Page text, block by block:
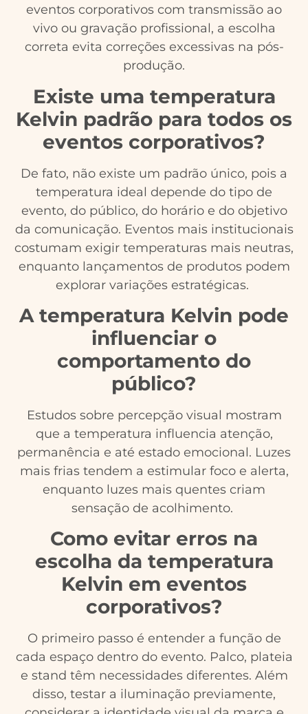
eventos corporativos com transmissão ao
vivo ou gravação profissional, a escolha
correta evita correções excessivas na pós-
produção.
Existe uma temperatura
Kelvin padrão para todos os
eventos corporativos?
De fato, não existe um padrão único, pois a
temperatura ideal depende do tipo de
evento, do público, do horário e do objetivo
da comunicação. Eventos mais institucionais
costumam exigir temperaturas mais neutras,
enquanto lançamentos de produtos podem
explorar variações estratégicas.
A temperatura Kelvin pode
influenciar o
comportamento do
público?
Estudos sobre percepção visual mostram
que a temperatura influencia atenção,
permanência e até estado emocional. Luzes
mais frias tendem a estimular foco e alerta,
enquanto luzes mais quentes criam
sensação de acolhimento.
Como evitar erros na
escolha da temperatura
Kelvin em eventos
corporativos?
O primeiro passo é entender a função de
cada espaço dentro do evento. Palco, plateia
e stand têm necessidades diferentes. Além
disso, testar a iluminação previamente,